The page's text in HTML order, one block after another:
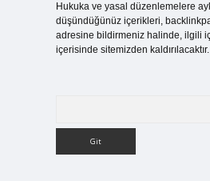
Hukuka ve yasal düzenlemelere
düşündüğünüz içerikleri,
adresine bildirmeniz halinde, ilgili
içerisinde sitemizden kaldırılacaktır.